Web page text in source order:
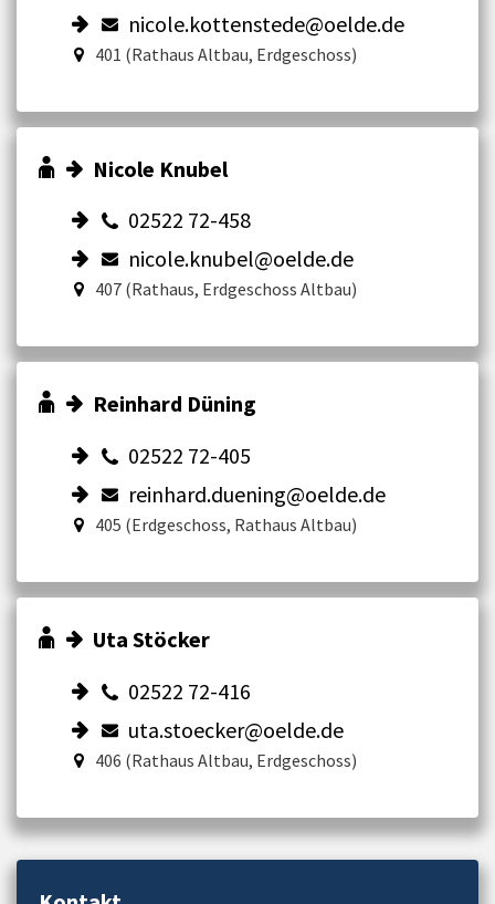
nicole.kottenstede@oelde.de
401 (Rathaus Altbau, Erdgeschoss)
Nicole Knubel
02522 72-458
nicole.knubel@oelde.de
407 (Rathaus, Erdgeschoss Altbau)
Reinhard Düning
02522 72-405
reinhard.duening@oelde.de
405 (Erdgeschoss, Rathaus Altbau)
Uta Stöcker
02522 72-416
uta.stoecker@oelde.de
406 (Rathaus Altbau, Erdgeschoss)